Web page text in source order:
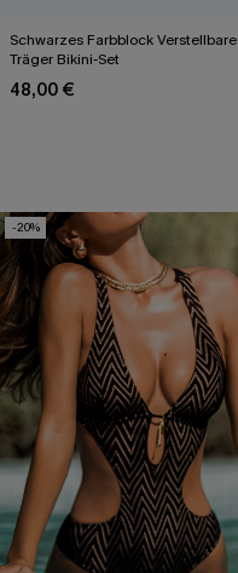
Schwarzes Farbblock Verstellbare
Träger Bikini-Set
48,00 €
-20%